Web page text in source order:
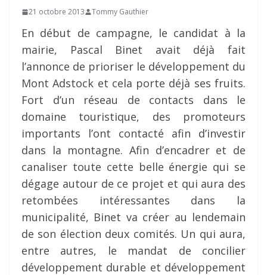
21 octobre 2013 Tommy Gauthier
En début de campagne, le candidat à la
mairie, Pascal Binet avait déjà fait
l’annonce de prioriser le développement du
Mont Adstock et cela porte déjà ses fruits.
Fort d’un réseau de contacts dans le
domaine touristique, des promoteurs
importants l’ont contacté afin d’investir
dans la montagne. Afin d’encadrer et de
canaliser toute cette belle énergie qui se
dégage autour de ce projet et qui aura des
retombées intéressantes dans la
municipalité, Binet va créer au lendemain
de son élection deux comités. Un qui aura,
entre autres, le mandat de concilier
développement durable et développement